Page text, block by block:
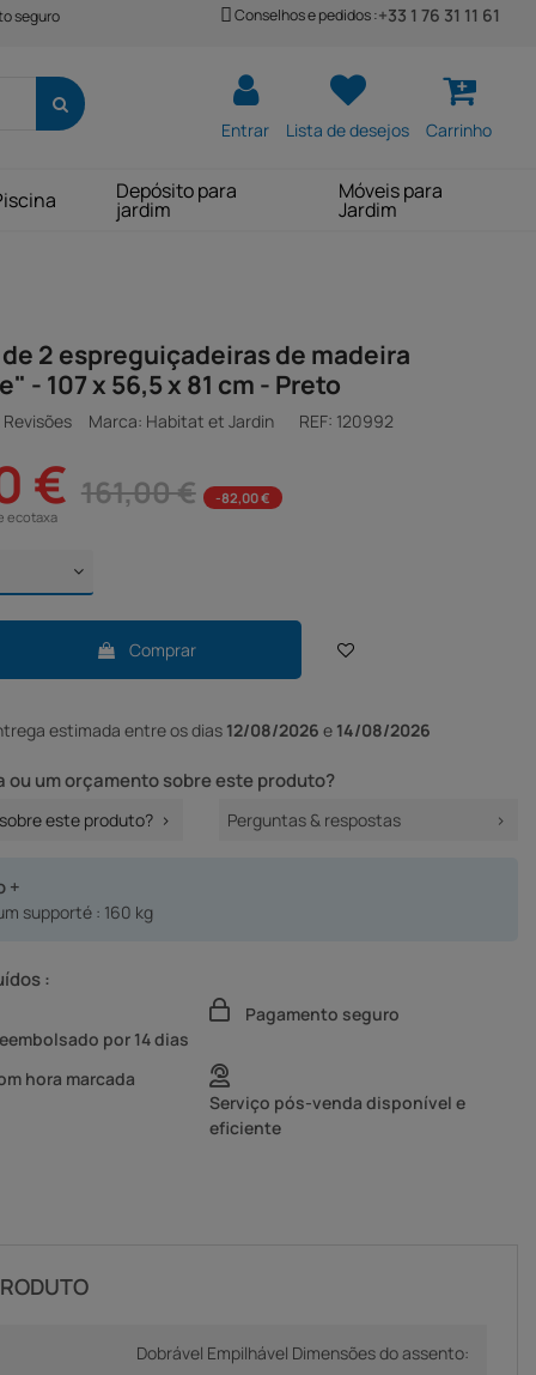
seguro Conselhos e pedidos :+33 1 76 31 11 61
Entrar Lista de desejos Carrinho
Depósito para
jardim
Móveis para
Jardim
2 espreguiçadeiras de madeira
- 107 x 56,5 x 81 cm - Preto
Revisões Marca: Habitat et Jardin REF: 120992
€ 161,00 €
-82,00 €
ecotaxa
Comprar
estimada entre os dias 12/08/2026 e 14/08/2026
ou um orçamento sobre este produto?
este produto? Perguntas & respostas
+
supporté : 160 kg
:
por 14 dias
Pagamento seguro
hora marcada
Serviço pós-venda disponível e
eficiente
Dobrável Empilhável Dimensões do assento: